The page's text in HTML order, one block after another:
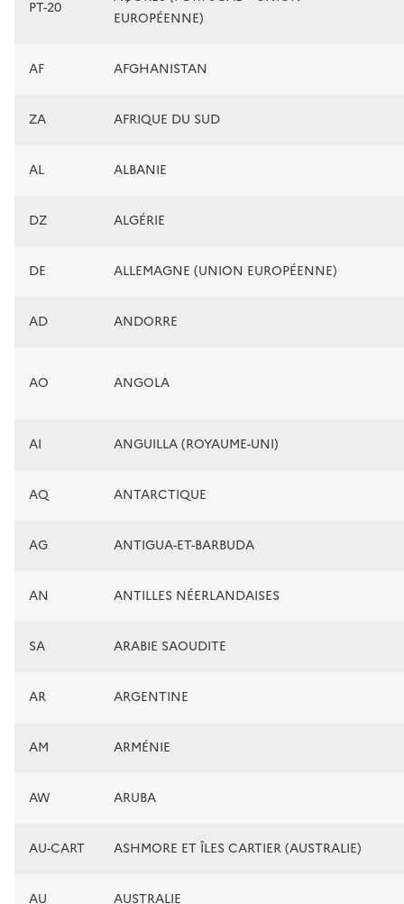
PT-20
EUROPÉENNE)
AF AFGHANISTAN
ZA AFRIQUE DU SUD
AL ALBANIE
DZ ALGÉRIE
DE ALLEMAGNE (UNION EUROPÉENNE)
AD ANDORRE
AO ANGOLA
AI ANGUILLA (ROYAUME-UNI)
AQ ANTARCTIQUE
AG ANTIGUA-ET-BARBUDA
AN ANTILLES NÉERLANDAISES
SA ARABIE SAOUDITE
AR ARGENTINE
AM ARMÉNIE
AW ARUBA
AU-CART ASHMORE ET ÎLES CARTIER (AUSTRALIE)
AU AUSTRALIE